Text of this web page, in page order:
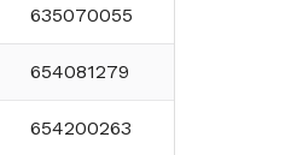
635070055
654081279
654200263